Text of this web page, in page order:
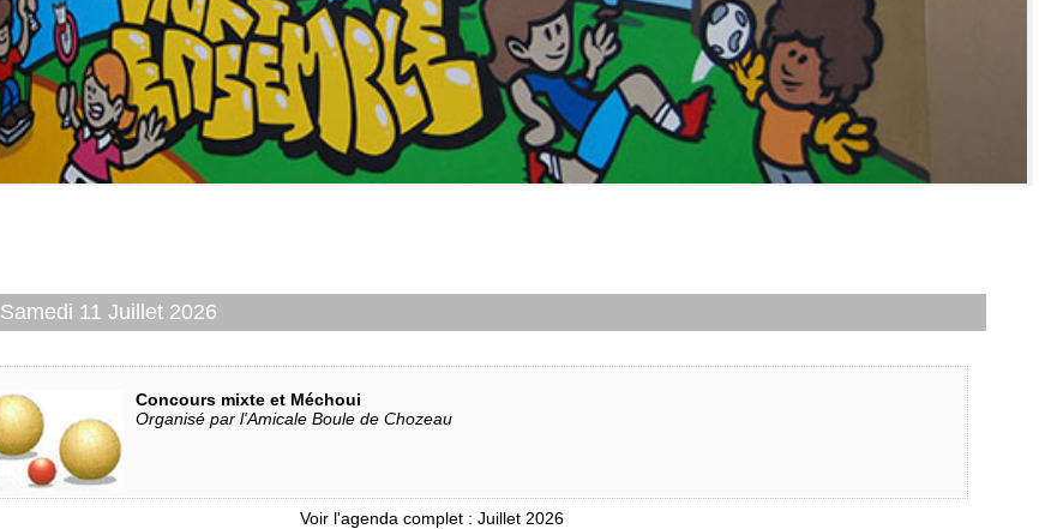
Samedi 11 Juillet 2026
Concours mixte et Méchoui
Organisé par l'Amicale Boule de Chozeau
Voir l'agenda complet : Juillet 2026